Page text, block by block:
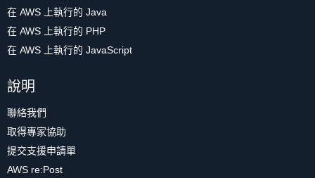
在 AWS 上執行的 Java
在 AWS 上執行的 PHP
在 AWS 上執行的 JavaScript
說明
聯絡我們
取得專家協助
提交支援申請單
AWS re:Post